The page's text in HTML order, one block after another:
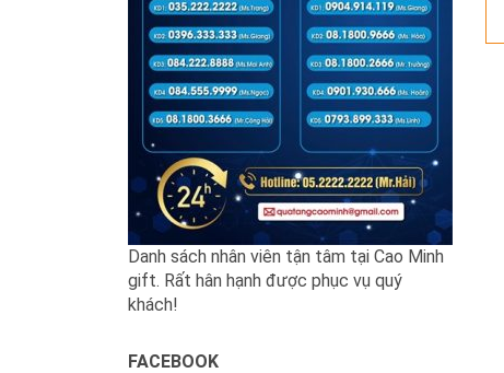
Danh sách nhân viên tận tâm tại Cao Minh
gift. Rất hân hạnh được phục vụ quý
khách!
FACEBOOK